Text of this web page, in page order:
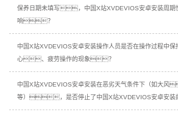
保养日期未填写，中国X站XVDEVIOS安卓安装周期
响？
中国X站XVDEVIOS安卓安装操作人员是否在操作过程中
心、疲劳操作的现象？
中国X站XVDEVIOS安卓安装在恶劣天气条件下（如
等），是否停止了中国X站XVDEVIOS安卓安装